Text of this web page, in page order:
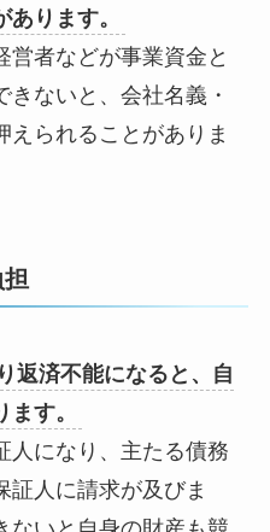
ります。
営者などが事業資金と
きないと、会社名義・
えられることがありま
返済不能になると、自
す。
人になり、主たる債務
証人に請求が及びま